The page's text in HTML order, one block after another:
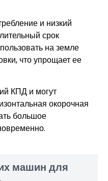
и низкий
срок
на земле
что упрощает ее
КПД и могут
окорочная
большое
машин для